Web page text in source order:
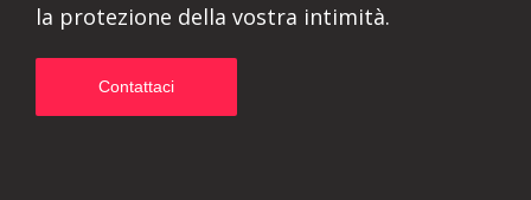
la protezione della vostra intimità.
Contattaci